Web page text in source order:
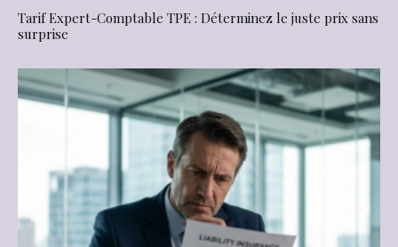
Tarif Expert-Comptable TPE : Déterminez le juste prix sans
surprise